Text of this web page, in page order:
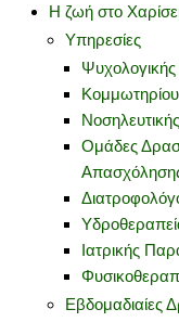
Η ζωή στο
Υπηρεσίες
Ομάδες
Ιατρικής
Εβδομαδιαίες